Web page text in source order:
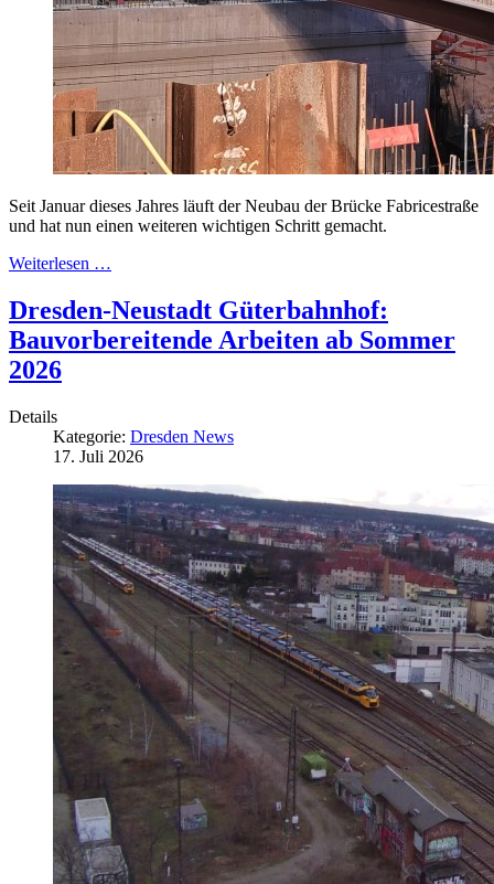
Seit Januar dieses Jahres läuft der Neubau der Brücke Fabricestraße
und hat nun einen weiteren wichtigen Schritt gemacht.
Weiterlesen …
Dresden-Neustadt Güterbahnhof:
Bauvorbereitende Arbeiten ab Sommer
2026
Details
Kategorie: Dresden News
17. Juli 2026